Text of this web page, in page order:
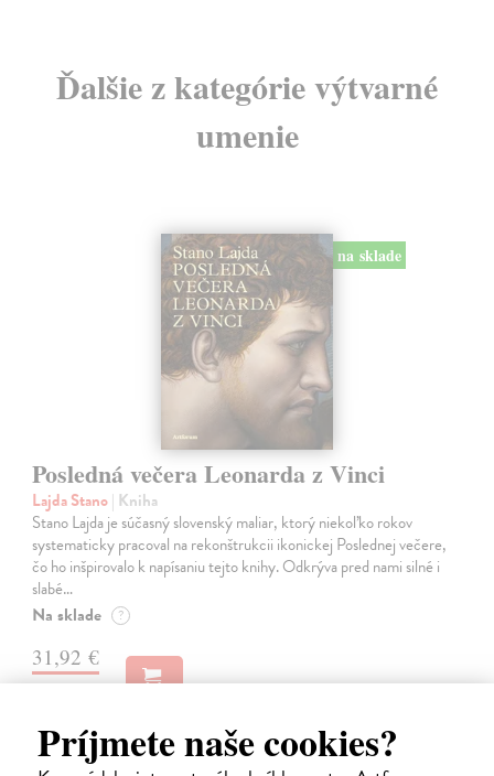
Príjmete naše cookies?
Ďalšie z kategórie výtvarné
umenie
na sklade
Posledná večera Leonarda z Vinci
Lajda Stano| Kniha
Stano Lajda je súčasný slovenský maliar, ktorý niekoľko rokov
systematicky pracoval na rekonštrukcii ikonickej Poslednej večere,
čo ho inšpirovalo k napísaniu tejto knihy. Odkrýva pred nami silné i
slabé…
Na sklade ?
31,92 €